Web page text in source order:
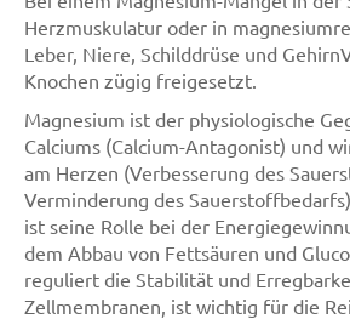
Herzmuskulatur oder in
Leber, Niere, Schilddrüse und
Knochen zügig freigesetzt.
Magnesium ist der physiologische
Calciums (Calcium-Antagonist) und
am Herzen (Verbesserung des
Verminderung des
ist seine Rolle bei der
dem Abbau von Fettsäuren und
reguliert die Stabilität und
Zellmembranen, ist wichtig für die